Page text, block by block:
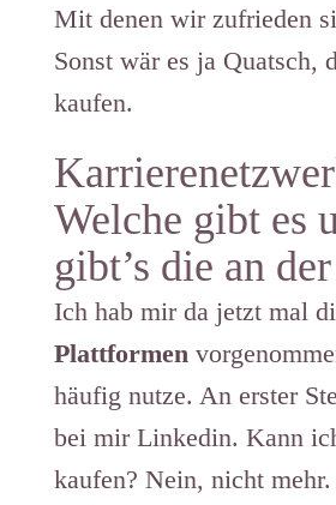
Mit denen wir zufrieden
Sonst wär es ja Quatsch,
kaufen.
Welche gibt es
gibt’s die an
Ich hab mir da jetzt mal
Plattformen
häufig nutze. An erster
bei mir Linkedin. Kann
kaufen? Nein, nicht